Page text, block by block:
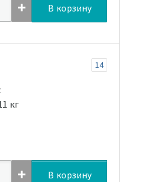
В корзину
14
кг
В корзину